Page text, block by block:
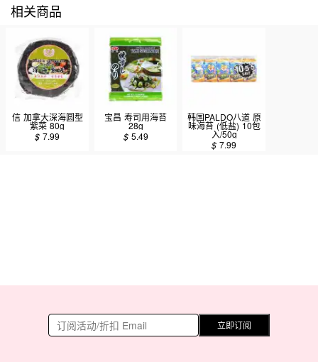
相关商品
信 加拿大深海圆型
紫菜 80g
$7.99
宝昌 寿司用海苔
28g
$ 5.49
韩国PALDO八道 原
味海苔 (低盐) 10包
入/50g
$7.99
立即订阅